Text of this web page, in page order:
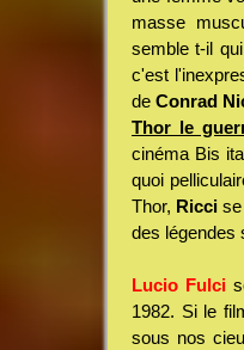
masse
semble t-il
c'est
de Conrad
Thor le
cinéma Bis
quoi
Thor, Ricci
des légendes
Lucio Fulci
1982. Si le
sous nos